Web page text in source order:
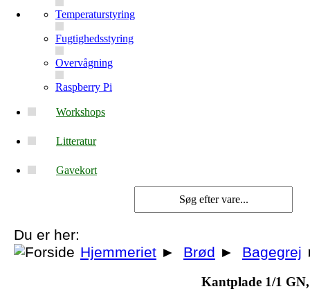
Temperaturstyring
Fugtighedsstyring
Overvågning
Raspberry Pi
Workshops
Litteratur
Gavekort
Du er her:
Hjemmeriet ► Brød ► Bagegrej
Kantplade 1/1